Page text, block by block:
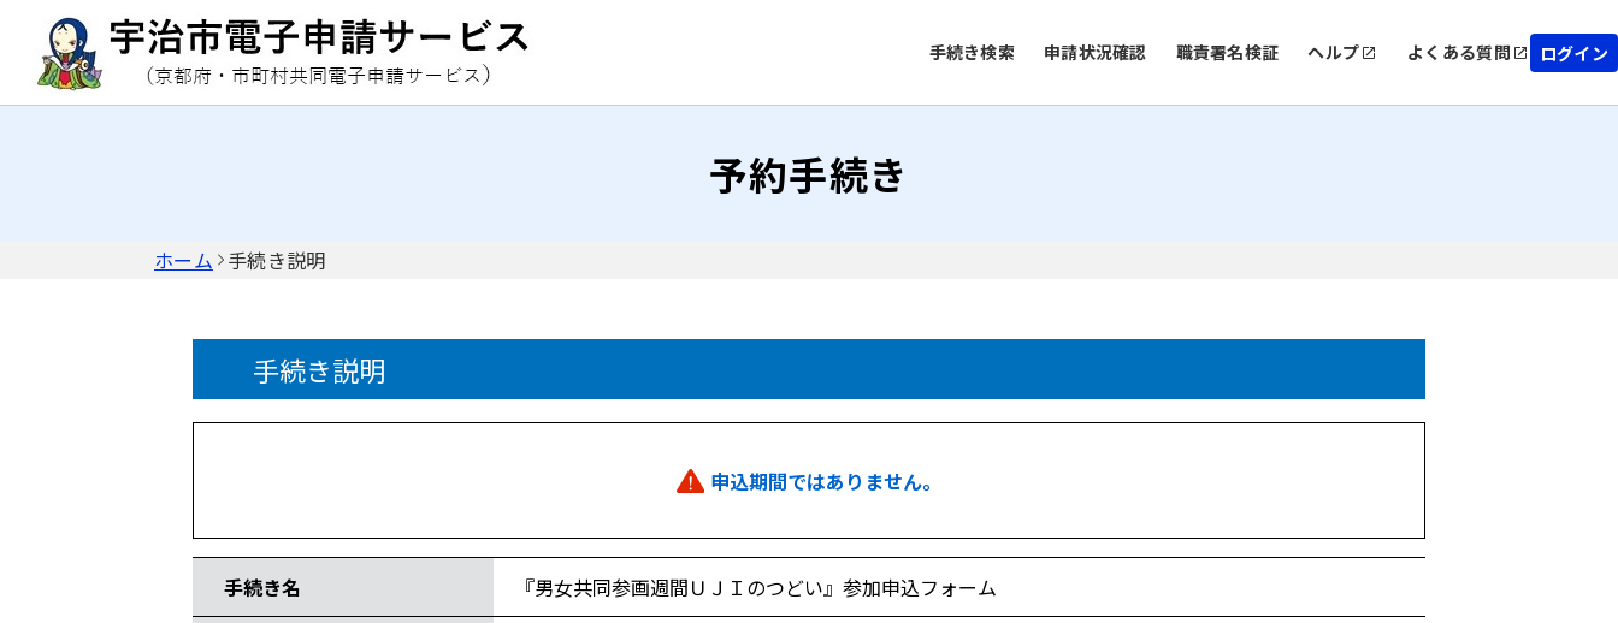
手続き検索 申請状況確認 職責署名検証 ヘルプ よくある質問 ログイン
予約手続き
ホーム 手続き説明
手続き説明
申込期間ではありません。
手続き名 『男女共同参画週間ＵＪＩのつどい』参加申込フォーム